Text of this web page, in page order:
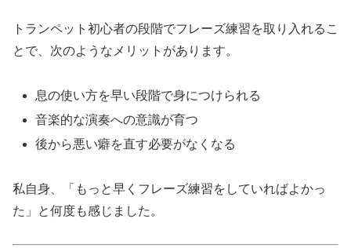
トランペット初心者の段階でフレーズ練習を取り入れるこ
とで、次のようなメリットがあります。
息の使い方を早い段階で身につけられる
音楽的な演奏への意識が育つ
後から悪い癖を直す必要がなくなる
私自身、「もっと早くフレーズ練習をしていればよかっ
た」と何度も感じました。